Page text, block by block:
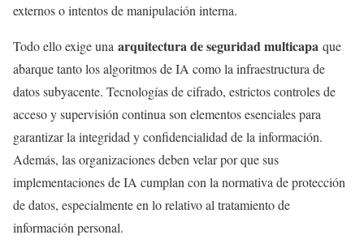
externos o intentos de manipulación interna.
Todo ello exige una arquitectura de seguridad multicapa que
abarque tanto los algoritmos de IA como la infraestructura de
datos subyacente. Tecnologías de cifrado, estrictos controles de
acceso y supervisión continua son elementos esenciales para
garantizar la integridad y confidencialidad de la información.
Además, las organizaciones deben velar por que sus
implementaciones de IA cumplan con la normativa de protección
de datos, especialmente en lo relativo al tratamiento de
información personal.